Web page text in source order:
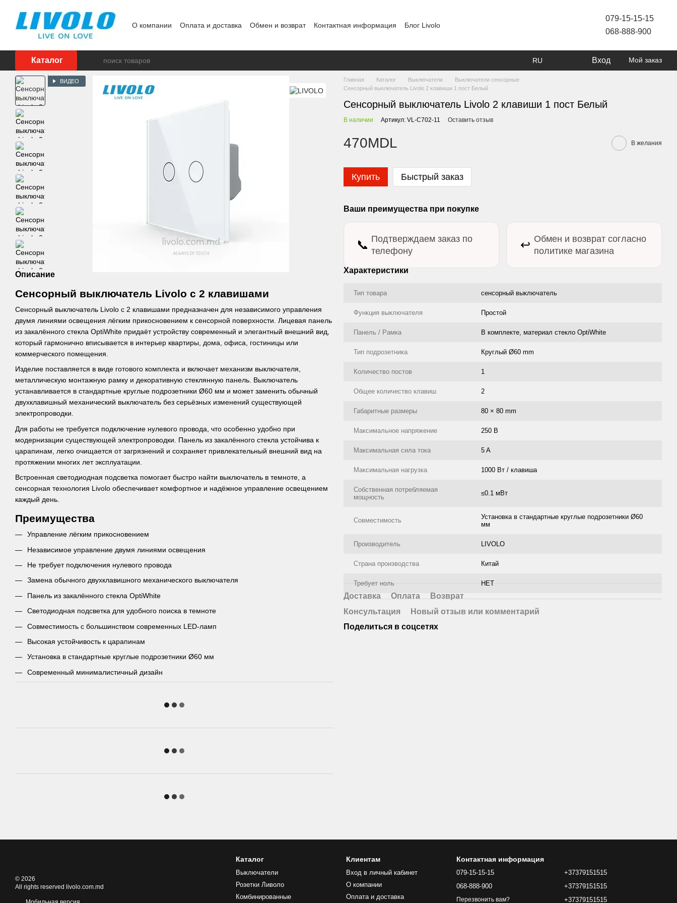
О компании Оплата и доставка Обмен и возврат Контактная информация
Блог Livolo
079-15-15-15
068-888-900
Каталог RU Вход Мой заказ
ВИДЕО
Описание
Сенсорный выключатель Livolo с 2 клавишами
Сенсорный выключатель Livolo с 2 клавишами предназначен для независимого управления
двумя линиями освещения лёгким прикосновением к сенсорной поверхности. Лицевая панель
из закалённого стекла OptiWhite придаёт устройству современный и элегантный внешний вид,
который гармонично вписывается в интерьер квартиры, дома, офиса, гостиницы или
коммерческого помещения.
Изделие поставляется в виде готового комплекта и включает механизм выключателя,
металлическую монтажную рамку и декоративную стеклянную панель. Выключатель
устанавливается в стандартные круглые подрозетники Ø60 мм и может заменить обычный
двухклавишный механический выключатель без серьёзных изменений существующей
электропроводки.
Для работы не требуется подключение нулевого провода, что особенно удобно при
модернизации существующей электропроводки. Панель из закалённого стекла устойчива к
царапинам, легко очищается от загрязнений и сохраняет привлекательный внешний вид на
протяжении многих лет эксплуатации.
Встроенная светодиодная подсветка помогает быстро найти выключатель в темноте, а
сенсорная технология Livolo обеспечивает комфортное и надёжное управление освещением
каждый день.
Преимущества
Управление лёгким прикосновением
Независимое управление двумя линиями освещения
Не требует подключения нулевого провода
Замена обычного двухклавишного механического выключателя
Панель из закалённого стекла OptiWhite
Светодиодная подсветка для удобного поиска в темноте
Совместимость с большинством современных LED-ламп
Высокая устойчивость к царапинам
Установка в стандартные круглые подрозетники Ø60 мм
Современный минималистичный дизайн
Главная Каталог Выключатели
Выключатели сенсорные
Сенсорный выключатель Livolo 2 клавиши 1 пост Белый
Сенсорный выключатель Livolo 2 клавиши 1 пост Белый
В наличии Артикул: VL-C702-11 Оставить отзыв
470MDL В желания
Купить Быстрый заказ
Ваши преимущества при покупке
📞 Подтверждаем заказ по
телефону
↩️ Обмен и возврат согласно
политике магазина
Характеристики
Тип товара сенсорный выключатель
Функция выключателя Простой
Панель / Рамка В комплекте, материал стекло OptiWhite
Тип подрозетника Круглый Ø60 mm
Количество постов 1
Общее количество клавиш 2
Габаритные размеры 80 × 80 mm
Максимальное напряжение 250 В
Максимальная сила тока 5 A
Максимальная нагрузка 1000 Вт / клавиша
Собственная потребляемая
мощность
≤0.1 мВт
Совместимость
Установка в стандартные круглые подрозетники Ø60
мм
Производитель LIVOLO
Страна производства Китай
Требует ноль НЕТ
Доставка Оплата
Возврат
Консультация
Новый отзыв или комментарий
Поделиться в соцсетях
© 2026
All rights reserved livolo.com.md
Каталог
Выключатели
Розетки Ливоло
Комбинированные
Клиентам
Вход в личный кабинет
О компании
Оплата и доставка
Контактная информация
079-15-15-15
068-888-900
Перезвонить вам?
+37379151515
+37379151515
+37379151515